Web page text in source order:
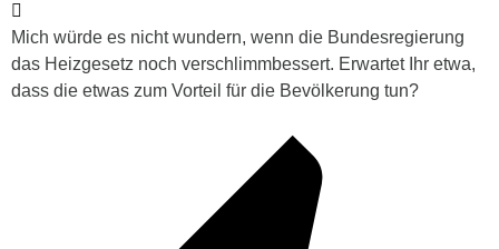
Mich würde es nicht wundern, wenn die Bundesregierung
das Heizgesetz noch verschlimmbessert. Erwartet Ihr etwa,
dass die etwas zum Vorteil für die Bevölkerung tun?